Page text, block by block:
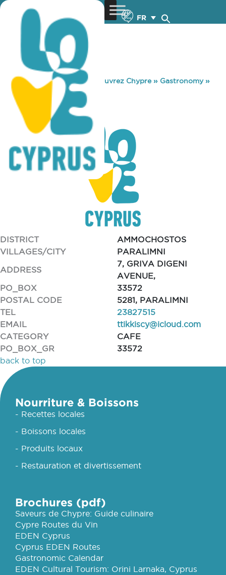
FR
You are here: Home »Découvrez Chypre» Gastronomy»
MOOI NET CAFE
MOOI NET CAFE
DISTRICT
AMMOCHOSTOS
VILLAGES/CITY
PARALIMNI
ADDRESS
7, GRIVA DIGENI
AVENUE,
PO_BOX
33572
POSTAL CODE
5281, PARALIMNI
TEL
23827515
EMAIL
ttikkiscy@icloud.com
CATEGORY
CAFE
PO_BOX_GR
33572
back to top
Nourriture & Boissons
- Recettes locales
- Boissons locales
- Produits locaux
- Restauration et divertissement
Brochures (pdf)
Saveurs de Chypre: Guide culinaire
Cypre Routes du Vin
EDEN Cyprus
Cyprus EDEN Routes
Gastronomic Calendar
EDEN Cultural Tourism: Orini Larnaka, Cyprus